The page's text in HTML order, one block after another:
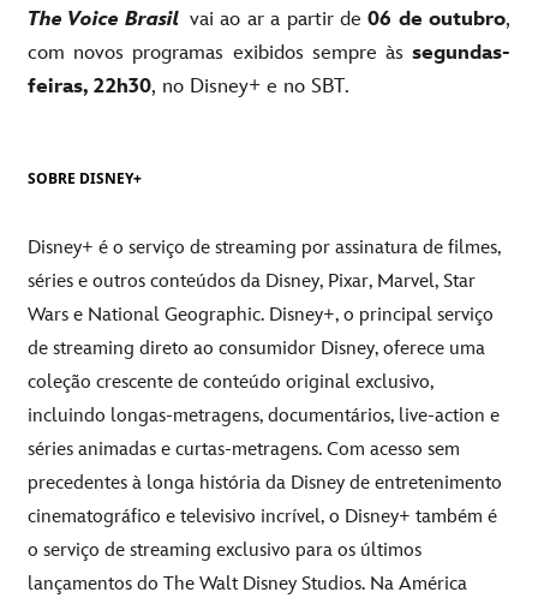
The Voice Brasilvai ao ar a partir de06 de outubro,
com novos programas exibidos sempre às segundas-
feiras, 22h30, no Disney+ e no SBT.
SOBRE DISNEY+
Disney+ é o serviço de streaming por assinatura de filmes,
séries e outros conteúdos da Disney, Pixar, Marvel, Star
Wars e National Geographic. Disney+, o principal serviço
de streaming direto ao consumidor Disney, oferece uma
coleção crescente de conteúdo original exclusivo,
incluindo longas-metragens, documentários, live-action e
séries animadas e curtas-metragens. Com acesso sem
precedentes à longa história da Disney de entretenimento
cinematográfico e televisivo incrível, o Disney+ também é
o serviço de streaming exclusivo para os últimos
lançamentos do The Walt Disney Studios. Na América